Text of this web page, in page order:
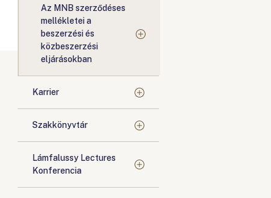
Az MNB szerződéses
mellékletei a
beszerzési és
közbeszerzési
eljárásokban
Karrier
Szakkönyvtár
Lámfalussy Lectures
Konferencia